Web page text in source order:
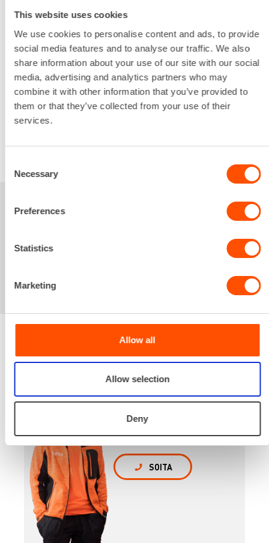
This website uses cookies
We use cookies to personalise content and ads, to provide
social media features and to analyse our traffic. We also
share information about your use of our site with our social
media, advertising and analytics partners who may
combine it with other information that you’ve provided to
them or that they’ve collected from your use of their
services.
Selection
Necessary
Preferences
Statistics
Marketing
Allow all
Allow selection
Deny
Kapasiteetti puu
32 mm
Lataa lisää
Ensimmäinen pv 20,67 €/ pv
Seuraavat pv 16,54 €/ pv
263,50 € / kk
VUOKRAA
Sinua saattaisi
kiinnostaa myös
Renta palvelee
Palvelemme koko
valinnasta projektin
päättymiseen.
SOITA